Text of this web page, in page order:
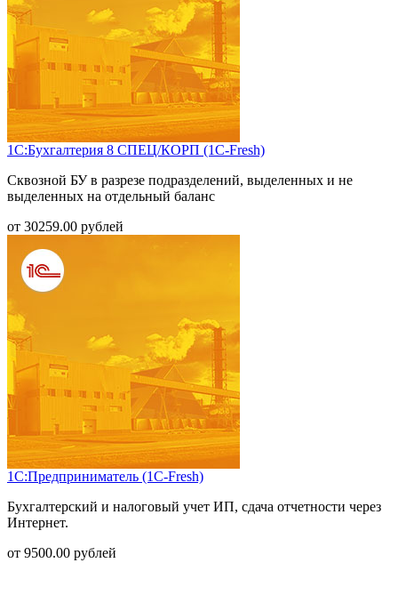
1С:Бухгалтерия 8 СПЕЦ/КОРП (1С-Fresh)
Сквозной БУ в разрезе подразделений, выделенных и не
выделенных на отдельный баланс
от 30259.00 рублей
1С:Предприниматель (1С-Fresh)
Бухгалтерский и налоговый учет ИП, сдача отчетности через
Интернет.
от 9500.00 рублей